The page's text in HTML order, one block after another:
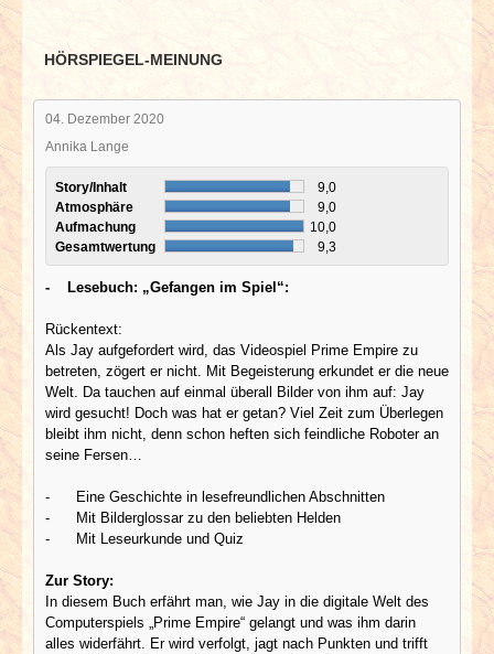
HÖRSPIEGEL-MEINUNG
04. Dezember 2020
Annika Lange
Story/Inhalt
9,0
Atmosphäre
9,0
Aufmachung
10,0
Gesamtwertung
9,3
- Lesebuch: „Gefangen im Spiel“:
Rückentext:
Als Jay aufgefordert wird, das Videospiel Prime Empire zu
betreten, zögert er nicht. Mit Begeisterung erkundet er die neue
Welt. Da tauchen auf einmal überall Bilder von ihm auf: Jay
wird gesucht! Doch was hat er getan? Viel Zeit zum Überlegen
bleibt ihm nicht, denn schon heften sich feindliche Roboter an
seine Fersen…
- Eine Geschichte in lesefreundlichen Abschnitten
- Mit Bilderglossar zu den beliebten Helden
- Mit Leseurkunde und Quiz
Zur Story:
In diesem Buch erfährt man, wie Jay in die digitale Welt des
Computerspiels „Prime Empire“ gelangt und was ihm darin
alles widerfährt. Er wird verfolgt, jagt nach Punkten und trifft